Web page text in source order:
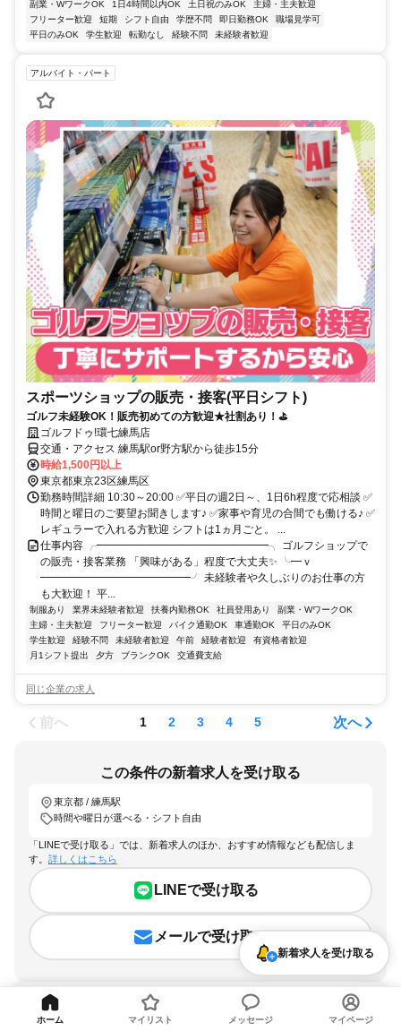
副業・WワークOK
1日4時間以内OK 土日祝のみOK
主婦・主夫歓迎
フリーター歓迎
短期 シフト自由 学歴不問 即日勤務OK
職場見学可
平日のみOK
学生歓迎 転勤なし 経験不問 未経験者歓迎
アルバイト・パート
スポーツショップの販売・接客(平日シフト)
ゴルフ未経験OK！販売初めての方歓迎★社割あり！⛳
ゴルフドゥ!環七練馬店
交通・アクセス 練馬駅or野方駅から徒歩15分
時給1,500円以上
東京都東京23区練馬区
勤務時間詳細 10:30～20:00 ✅平日の週2日～、1日6h程度で応相談 ✅
時間と曜日のご要望お聞きします♪ ✅家事や育児の合間でも働ける♪ ✅
レギュラーで入れる方歓迎 シフトは1ヵ月ごと。 ...
仕事内容 ╭━━━━━━━━━━━━━━━━╮ ゴルフショップで
の販売・接客業務 「興味がある」程度で大丈夫✨ ╰━ｖ
━━━━━━━━━━━━━━╯ 未経験者や久しぶりのお仕事の方
も大歓迎！ 平...
制服あり 業界未経験者歓迎 扶養内勤務OK 社員登用あり
副業・WワークOK
主婦・主夫歓迎
フリーター歓迎 バイク通勤OK 車通勤OK
平日のみOK
学生歓迎
経験不問 未経験者歓迎 午前 経験者歓迎
有資格者歓迎
月1シフト提出
夕方 ブランクOK 交通費支給
同じ企業の求人
前へ 1 2 3 4 5 次へ
この条件の新着求人を受け取る
東京都 / 練馬駅
時間や曜日が選べる・シフト自由
「LINEで受け取る」では、新着求人のほか、おすすめ情報なども配信しま
す。 詳しくはこちら
LINEで受け取る
メールで受け取る
新着求人を受け取る
ホーム マイリスト メッセージ マイページ